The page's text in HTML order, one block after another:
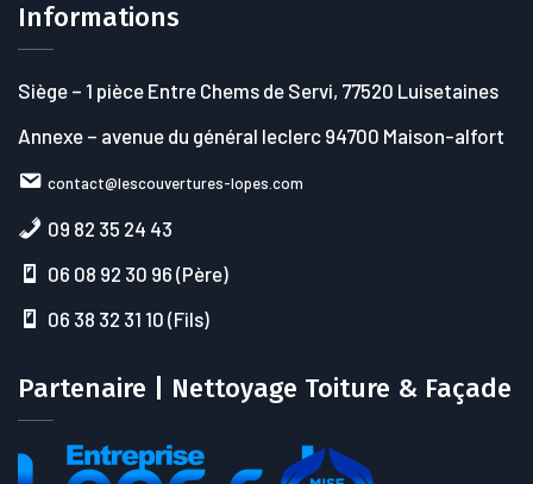
Informations
Siège – 1 pièce Entre Chems de Servi, 77520 Luisetaines
Annexe – avenue du général leclerc 94700 Maison-alfort
contact@lescouvertures-lopes.com
09 82 35 24 43
06 08 92 30 96 (Père)
06 38 32 31 10 (Fils)
Partenaire | Nettoyage Toiture & Façade